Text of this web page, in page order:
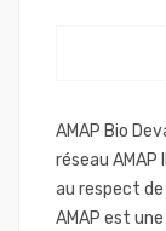
AMAP Bio
réseau
au respect de
AMAP est